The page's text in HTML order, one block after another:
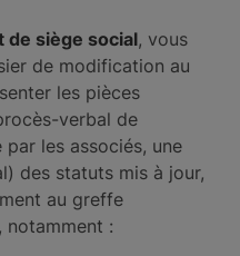
siège social, vous
de modification au
les pièces
verbal de
les associés, une
des statuts mis à jour,
au greffe
notamment :